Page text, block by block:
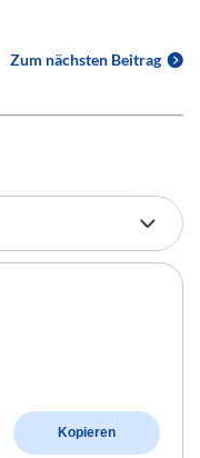
Zum nächsten Beitrag
Kopieren